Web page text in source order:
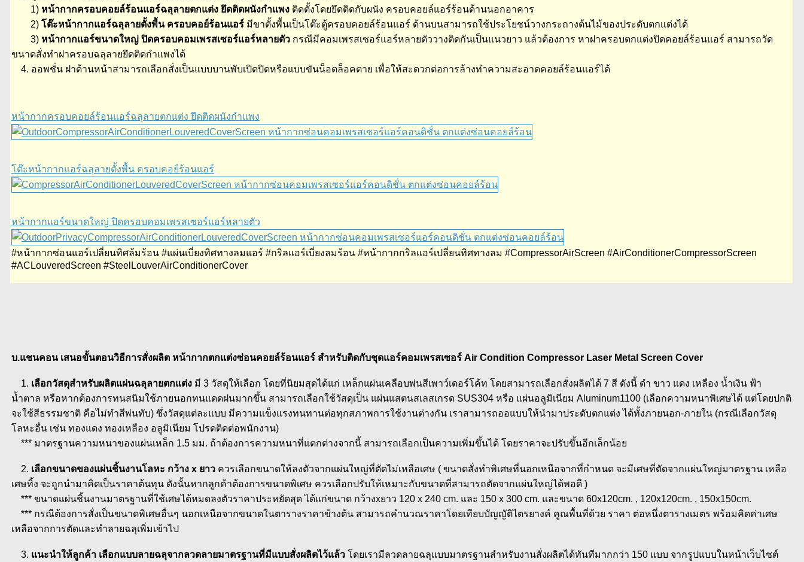
1) หน้ากากครอบคอยล์ร้อนแอร์ฉลุลายตกแต่ง ยึดติดผนังกำแพง ติดตั้งโดยยึดติดกับผนัง ครอบคอยล์แอร์ร้อนด้านนอกอาคาร
2) โต๊ะหน้ากากแอร์ฉลุลายตั้งพื้น ครอบคอย์ร้อนแอร์ มีขาตั้งพื้นเป็นโต๊ะตู้ครอบคอยล์ร้อนแอร์ ด้านบนสามารถใช้ประโยชน์วางกระถางต้นไม้ของประดับตกแต่งได้
3) หน้ากากแอร์ขนาดใหญ่ ปิดครอบคอมเพรสเซอร์แอร์หลายตัว กรณีมีคอมเพรสเซอร์แอร์หลายตัววางติดกันเป็นแนวยาว แล้วต้องการ หาฝาครอบตกแต่งปิดคอยล์ร้อนแอร์ สามารถวัด
ขนาดสั่งทำฝาครอบฉลุลายยึดติดกำแพงได้
4. ออพชั่น ฝาด้านหน้าสามารถเลือกสั่งเป็นแบบบานพับเปิดปิดหรือแบบขันน็อตล็อคตาย เพื่อให้สะดวกต่อการล้างทำความสะอาดคอยล์ร้อนแอร์ได้
หน้ากากครอบคอยล์ร้อนแอร์ฉลุลายตกแต่ง ยึดติดผนังกำแพง
โต๊ะหน้ากากแอร์ฉลุลายตั้งพื้น ครอบคอย์ร้อนแอร์
หน้ากากแอร์ขนาดใหญ่ ปิดครอบคอมเพรสเซอร์แอร์หลายตัว
#หน้ากากซ่อนแอร์เปลี่ยนทิศล้มร้อน #แผ่นเบี่ยงทิศทางลมแอร์ #กริลแอร์เบี่ยงลมร้อน #หน้ากากกริลแอร์เปลี่ยนทิศทางลม #CompressorAirScreen #AirConditionerCompressorScreen
#ACLouveredScreen #SteelLouverAirConditionerCover
บ.แชนคอน เสนอขั้นตอนวิธีการสั่งผลิต หน้ากากตกแต่งซ่อนคอยล์ร้อนแอร์ สำหรับติดกับชุดแอร์คอมเพรสเซอร์ Air Condition Compressor Laser Metal Screen Cover
1. เลือกวัสดุสำหรับผลิตแผ่นฉลุลายตกแต่ง มี 3 วัสดุให้เลือก โดยที่นิยมสุดได้แก่ เหล็กแผ่นเคลือบพ่นสีเพาว์เดอร์โค้ท โดยสามารถเลือกสั่งผลิตได้ 7 สี ดังนี้ ดำ ขาว แดง เหลือง น้ำเงิน ฟ้า
น้ำตาล หรือหากต้องการทนสนิมใช้ภายนอกทนแดดฝนมากขึ้น สามารถเลือกใช้วัสดุเป็น แผ่นแสตนสเลสเกรด SUS304 หรือ แผ่นอลูมิเนียม Aluminum1100 (เลือกความหนาพิเศษได้ แต่โดยปกติ
จะใช้สีธรรมชาติ คือไม่ทำสีพ่นทับ) ซึ่งวัสดุแต่ละแบบ มีความแข็งแรงทนทานต่อทุกสภาพการใช้งานต่างกัน เราสามารถออแบบให้นำมาประดับตกแต่ง ได้ทั้งภายนอก-ภายใน (กรณีเลือกวัสดุ
โลหะอื่น เช่น ทองแดง ทองเหลือง อลูมิเนียม โปรดติดต่อพนักงาน)
*** มาตรฐานความหนาของแผ่นเหล็ก 1.5 มม. ถ้าต้องการความหนาที่แตกต่างจากนี้ สามารถเลือกเป็นความเพิ่มขึ้นได้ โดยราคาจะปรับขึ้นอีกเล็กน้อย
2. เลือกขนาดของแผ่นชิ้นงานโลหะ กว้าง x ยาว ควรเลือกขนาดให้ลงตัวจากแผ่นใหญ่ที่ตัดไม่เหลือเศษ ( ขนาดสั่งทำพิเศษที่นอกเหนือจากที่กำหนด จะมีเศษที่ตัดจากแผ่นใหญ่มาตรฐาน เหลือ
เศษทิ้ง จะถูกนำมาคิดเป็นราคาต้นทุน ดังนั้นหากลูกค้าต้องการขนาดพิเศษ ควรเลือกปรับให้เหมาะกับขนาดที่สามารถตัดจากแผ่นใหญ่ได้พอดี )
*** ขนาดแผ่นชิ้นงานมาตรฐานที่ใช้เศษได้หมดลงตัวราคาประหยัดสุด ได้แก่ขนาด กว้างxยาว 120 x 240 cm. และ 150 x 300 cm. และขนาด 60x120cm. , 120x120cm. , 150x150cm.
*** กรณีต้องการสั่งเป็นขนาดพิเศษอื่นๆ นอกเหนือจากขนาดในตารางราคาข้างต้น สามารถคำนวณราคาโดยเทียบบัญญัติไตรยางค์ คูณพื้นที่ด้วย ราคา ต่อหนึ่งตารางเมตร พร้อมคิดค่าเศษ
เหลือจากการตัดและทำลายฉลุเพิ่มเข้าไป
3. แนะนำให้ลูกค้า เลือกแบบลายฉลุจากลวดลายมาตรฐานที่มีแบบสั่งผลิตไว้แล้ว โดยเรามีลวดลายฉลุแบบมาตรฐานสำหรับงานสั่งผลิตได้ทันทีมากกว่า 150 แบบ จากรูปแบบในหน้าเว็บไซต์